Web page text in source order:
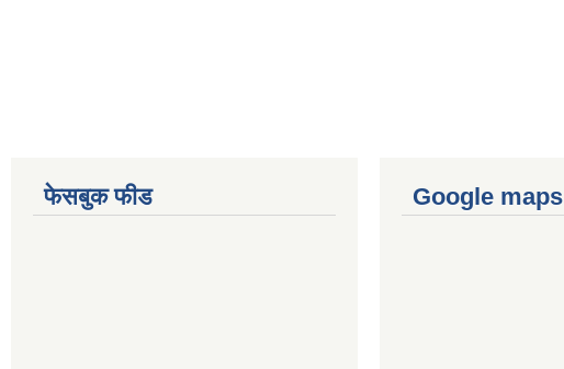
फेसबुक फीड Google maps